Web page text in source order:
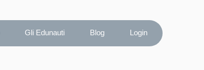
Gli Edunauti Blog Login